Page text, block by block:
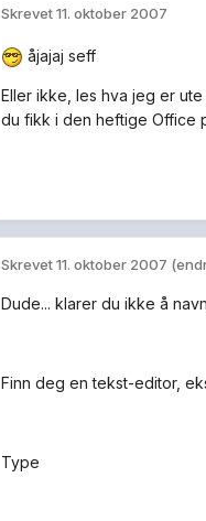
Skrevet11. oktober 2007
åjajaj seff
Eller ikke, les hva jeg er
du fikk i den heftige Office
Skrevet11. oktober 2007
Dude... klarer du ikke å
Finn deg en tekst-editor,
Type